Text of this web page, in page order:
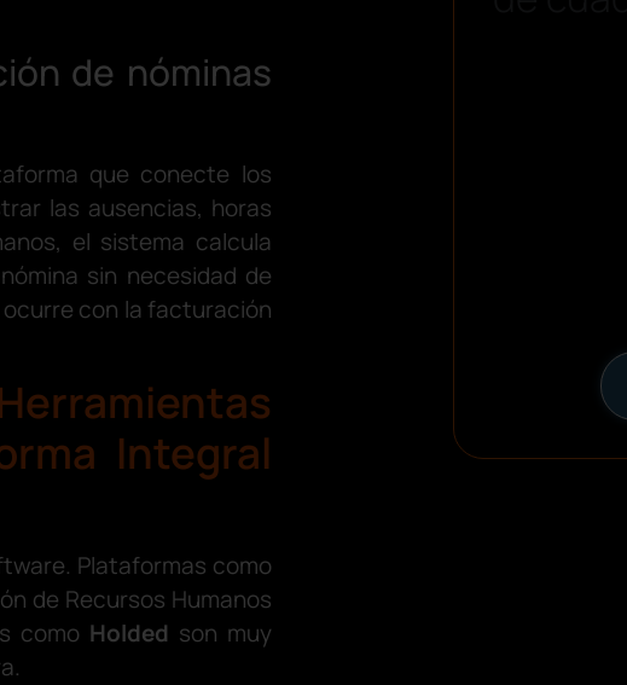
de nóminas
que conecte los
las ausencias, horas
el sistema calcula
sin necesidad de
ocurre con la facturación
Integral
Plataformas como
de Recursos Humanos
como Holded son muy